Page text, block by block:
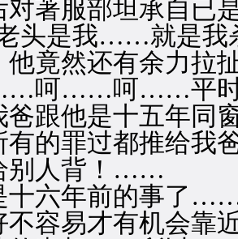
对著服部坦承自已
是我……就是我杀
竟然还有余力拉
呵……呵……平时
跟他是十五年
有的罪过都推给
别人背！……
年前的事了……
不容易才有机会靠